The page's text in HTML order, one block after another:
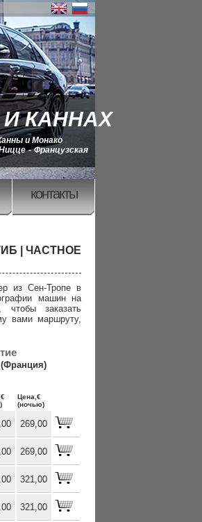
КАННАХ
и Монако
- Французская
контакты
| ЧАСТНОЕ
из Сен-Тропе в
машин на
заказать
вами маршруту,
Цена,€
(ночью)
269,00
269,00
321,00
321,00